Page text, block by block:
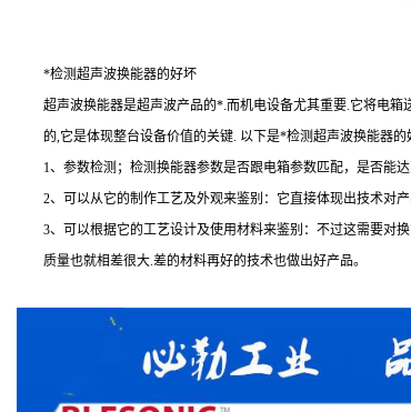
*检测超声波换能器的好坏
超声波换能器是超声波产品的*.而机电设备尤其重要.它将电箱
的,它是体现整台设备价值的关键. 以下是*检测超声波换能器的
1、参数检测；检测换能器参数是否跟电箱参数匹配，是否能达
2、可以从它的制作工艺及外观来鉴别：它直接体现出技术对产
3、可以根据它的工艺设计及使用材料来鉴别：不过这需要对换
质量也就相差很大.差的材料再好的技术也做出好产品。